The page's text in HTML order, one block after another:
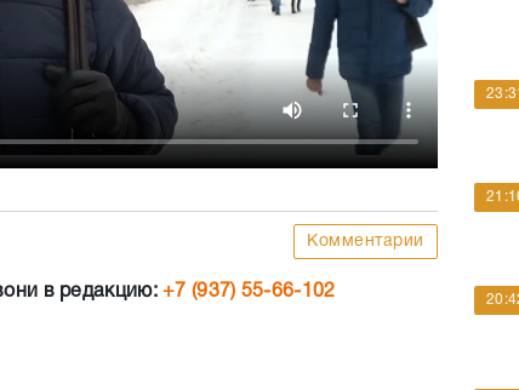
Комментарии
в редакцию:+7 (937) 55-66-102